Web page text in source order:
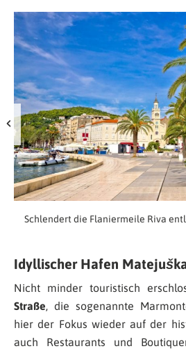
Schlendert die Flaniermeile Riva
Idyllischer Hafen
Nicht minder touristisch
Straße, die sogenannte
hier der Fokus wieder auf der
auch Restaurants und